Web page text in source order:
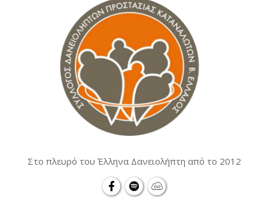
Στο πλευρό του Έλληνα Δανειολήπτη από το 2012